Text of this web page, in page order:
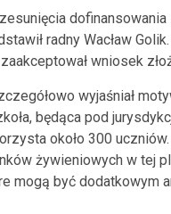
radny Wacław
wniosek
wyjaśniał
będąca pod
około 300
żywieniowych w tej
mogą być dodatkowym